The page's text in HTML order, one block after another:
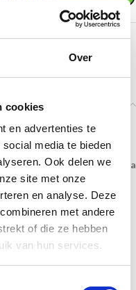
Over
cookies
en advertenties te
media te bieden
Ook delen we
site met onze
en analyse. Deze
met andere
of die ze hebben
van hun services.
en worden daarna
de mogelijkheden.
en monteren!